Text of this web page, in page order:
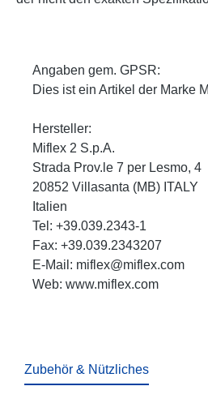
Angaben gem. GPSR:
Dies ist ein Artikel der Marke
Hersteller:
Miflex 2 S.p.A.
Strada Prov.le 7 per Lesmo, 4
20852 Villasanta (MB) ITALY
Italien
Tel: +39.039.2343-1
Fax: +39.039.2343207
E-Mail: miflex@miflex.com
Web: www.miflex.com
Zubehör & Nützliches